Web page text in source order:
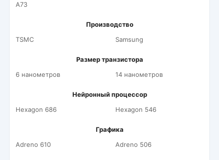
A73
Производство
TSMC
Samsung
Размер транзистора
6 нанометров
14 нанометров
Нейронный процессор
Hexagon 686
Hexagon 546
Графика
Adreno 610
Adreno 506